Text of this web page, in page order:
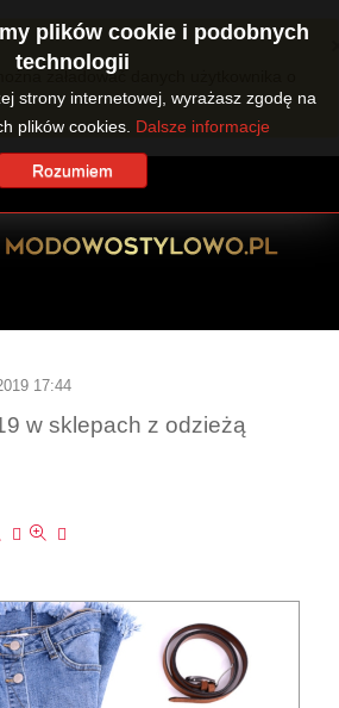
załadować danych użytkownika o
17:44
w sklepach z odzieżą
plików cookie i podobnych
technologii
strony internetowej, wyrażasz zgodę na
plików cookies. Dalsze informacje
Rozumiem